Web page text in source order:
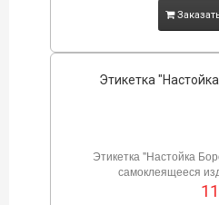
Этикетка
Этикетка "Настойка
самоклеящееся